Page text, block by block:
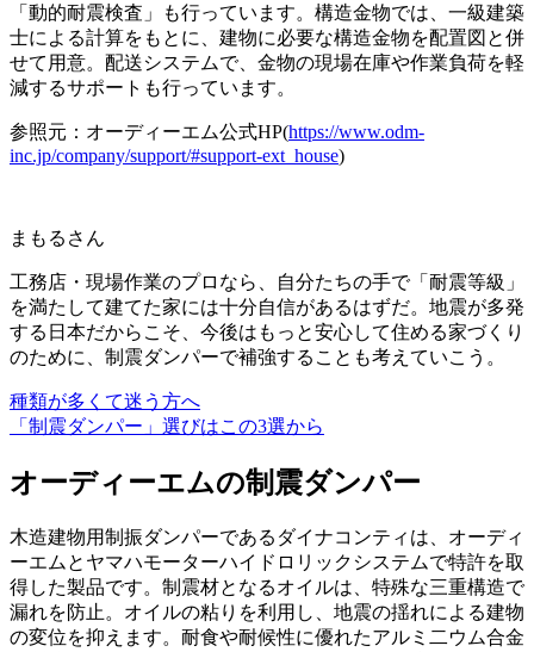
「動的耐震検査」も行っています。構造金物では、一級建築
士による計算をもとに、建物に必要な構造金物を配置図と併
せて用意。配送システムで、金物の現場在庫や作業負荷を軽
減するサポートも行っています。
参照元：オーディーエム公式HP(https://www.odm-
inc.jp/company/support/#support-ext_house)
まもるさん
工務店・現場作業のプロなら、自分たちの手で「耐震等級」
を満たして建てた家には十分自信があるはずだ。地震が多発
する日本だからこそ、今後はもっと安心して住める家づくり
のために、制震ダンパーで補強することも考えていこう。
種類が多くて迷う方へ
「制震ダンパー」選びはこの3選から
オーディーエムの制震ダンパー
木造建物用制振ダンパーであるダイナコンティは、 オーディ
ーエムとヤマハモーターハイドロリックシステムで特許を取
得した製品です。制震材となるオイルは、特殊な三重構造で
漏れを防止。オイルの粘りを利用し、地震の揺れによる建物
の変位を抑えます。耐食や耐候性に優れたアルミ二ウム合金